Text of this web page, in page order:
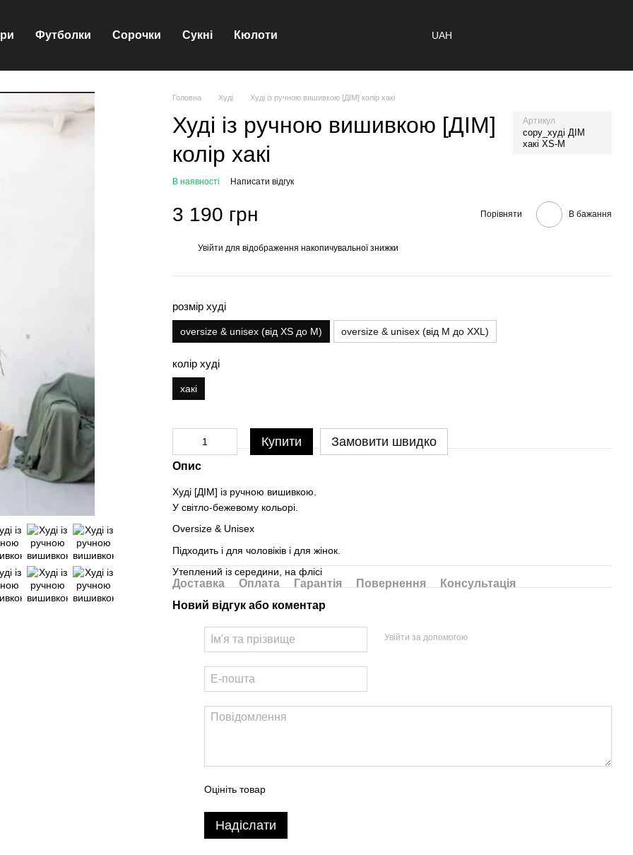
Футболки Сорочки Сукні Кюлоти UAH
Головна Худі Худі із ручною вишивкою [ДІМ] колір хакі
Худі із ручною вишивкою [ДІМ]
колір хакі
Артикул
copy_худі ДІМ
хакі XS-M
В наявності Написати відгук
3 190 грн Порівняти В бажання
Увійти для відображення накопичувальної знижки
розмір худі
oversize & unisex (від XS до M) oversize & unisex (від M до XXL)
колір худі
хакі
Купити Замовити швидко
Опис
Худі [ДІМ] із ручною вишивкою.
У світло-бежевому кольорі.
Oversize & Unisex
Підходить і для чоловіків і для жінок.
Утеплений із середини, на флісі
Доставка Оплата Гарантія Повернення
Консультація
Новий відгук або коментар
Увійти за допомогою
Оцініть товар
Надіслати